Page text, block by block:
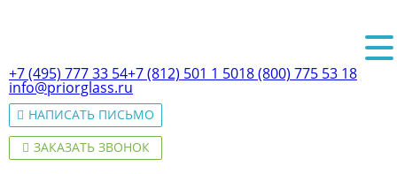
+7 (495) 777 33 54+7 (812) 501 1 5018 (800) 775 53 18
info@priorglass.ru
НАПИСАТЬ ПИСЬМО
ЗАКАЗАТЬ ЗВОНОК